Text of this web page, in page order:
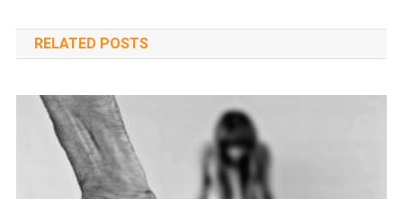
RELATED POSTS